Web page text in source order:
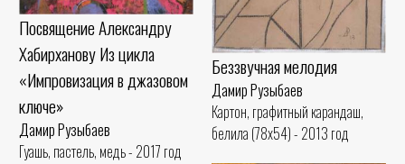
Беззвучная мелодия
Дамир Рузыбаев
Картон, графитный карандаш,
белила (78x54) - 2013 год
Посвящение Александру
Хабирханову Из цикла
«Импровизация в джазовом
ключе»
Дамир Рузыбаев
Гуашь, пастель, медь - 2017 год